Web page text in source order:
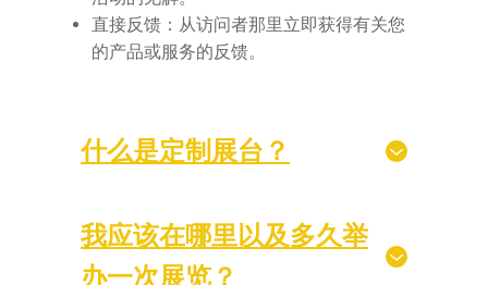
直接反馈：从访问者那里立即获得有关您
的产品或服务的反馈。
什么是定制展台？
我应该在哪里以及多久举
办一次展览？